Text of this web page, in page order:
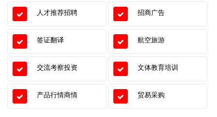
人才推荐招聘 招商广告
签证翻译 航空旅游
交流考察投资 文体教育培训
产品行情商情 贸易采购